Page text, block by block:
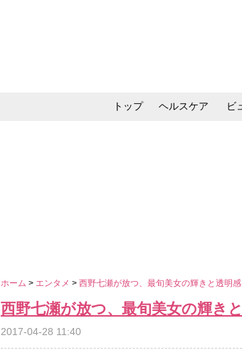
トップ ヘルスケア ビ
ホーム > エンタメ > 西野七瀬が放つ、最旬美女の輝きと透明
西野七瀬が放つ、最旬美女の輝き
2017-04-28 11:40